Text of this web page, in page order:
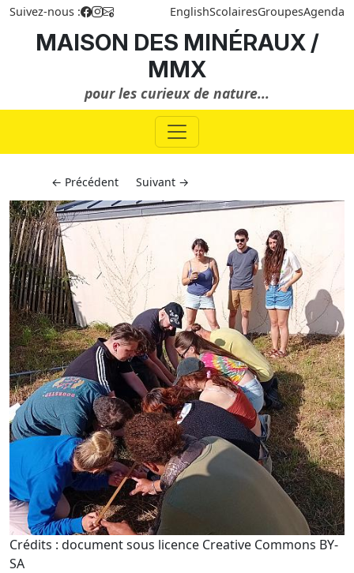
Suivez-nous : EnglishScolairesGroupesAgenda
MAISON DES MINÉRAUX /
MMX
pour les curieux de nature...
← Précédent Suivant →
Crédits : document sous licence Creative Commons BY-
SA